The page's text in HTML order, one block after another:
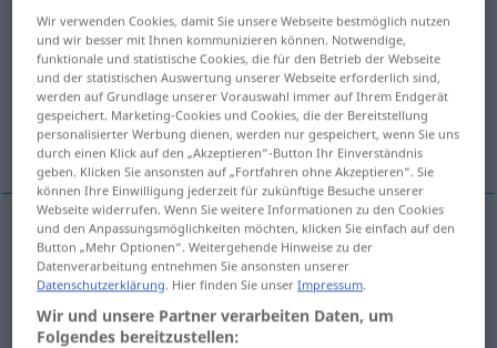
Stauungf <-;-en>
Übersicht aller Übersetzungen
(Für mehr Details die Übersetzung anklicken/antippen)
arresto, blocco ristagno, stasi
arrestom Stauung
blocco m Stauung
Wir verwenden Cookies, damit Sie unsere Webseite bestmöglich nutzen
und wir besser mit Ihnen kommunizieren können. Notwendige,
funktionale und statistische Cookies, die für den Betrieb der Webseite
und der statistischen Auswertung unserer Webseite erforderlich sind,
werden auf Grundlage unserer Vorauswahl immer auf Ihrem Endgerät
gespeichert. Marketing-Cookies und Cookies, die der Bereitstellung
personalisierter Werbung dienen, werden nur gespeichert, wenn Sie uns
durch einen Klick auf den „Akzeptieren“-Button Ihr Einverständnis
geben. Klicken Sie ansonsten auf „Fortfahren ohne Akzeptieren“. Sie
können Ihre Einwilligung jederzeit für zukünftige Besuche unserer
Webseite widerrufen. Wenn Sie weitere Informationen zu den Cookies
und den Anpassungsmöglichkeiten möchten, klicken Sie einfach auf den
Button „Mehr Optionen“. Weitergehende Hinweise zu der
Datenverarbeitung entnehmen Sie ansonsten unserer
Datenschutzerklärung. Hier finden Sie unserImpressum.
Wir und unsere Partner verarbeiten Daten, um
Folgendes bereitzustellen: